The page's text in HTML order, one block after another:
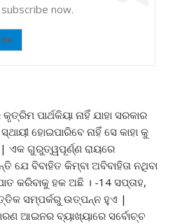
now.
ପାର୍ଥକିୟା ନାହିଁ ଯାହା ସରକାର
ହୋଇପାରିବେ ନାହିଁ ସେ କାହା କୁ
ଏକ ଗୁରୁତ୍ୱପୂର୍ଣ୍ଣ ରାୟରେ
ଯେ ବିବାହିତ କିମ୍ବା ଅବିବାହିତା ନଥିବା
କରିବାକୁ ହକ ଅଛି । -14 ସପ୍ତାହ,
ସମ୍ପର୍କରୁ ଉତ୍ପନ୍ନ ହୁଏ |
ଆଇନର ବ୍ୟାଖ୍ୟାରେ ସର୍ବୋଚ୍ଚ